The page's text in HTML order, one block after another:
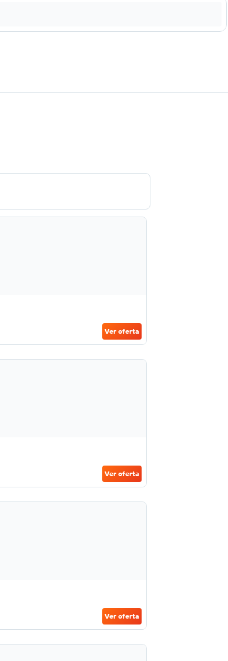
Ver oferta
Ver oferta
Ver oferta